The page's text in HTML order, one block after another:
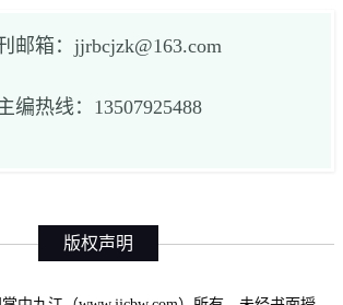
邮箱：jjrbcjzk@163.com
编热线：13507925488
版权声明